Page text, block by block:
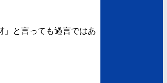
」と言っても過言ではあ